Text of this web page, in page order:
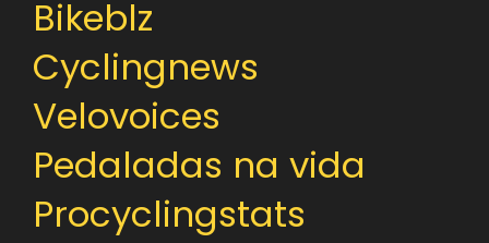
Bikeblz
Cyclingnews
Velovoices
Pedaladas na vida
Procyclingstats